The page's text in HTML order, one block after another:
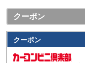
クーポン
クーポン